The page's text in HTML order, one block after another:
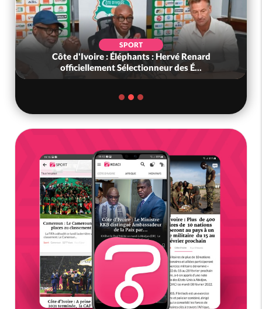
SPORT
Côte d'Ivoire : Éléphants : Hervé Renard
officiellement Sélectionneur des É...